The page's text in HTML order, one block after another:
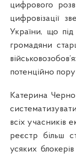
цифрового
цифровізації
України, що
громадяни
потенційно
Катерина
всіх учасників
реєстр більш
усяких